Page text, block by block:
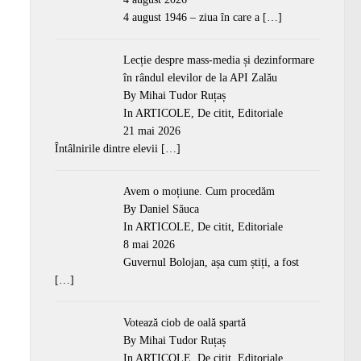
4 august 1946 – ziua în care a […]
Lecție despre mass-media și dezinformare
în rândul elevilor de la API Zalău
By Mihai Tudor Ruțaș
InARTICOLE,De citit,Editoriale
21 mai 2026
Întâlnirile dintre elevii […]
Avem o moțiune. Cum procedăm
By Daniel Săuca
InARTICOLE,De citit,Editoriale
8 mai 2026
Guvernul Bolojan, așa cum știți, a fost
[…]
Votează ciob de oală spartă
By Mihai Tudor Ruțaș
In ARTICOLE ,De citit ,Editoriale